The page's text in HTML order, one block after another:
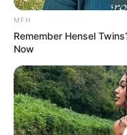
MFH
Remember Hensel
Now